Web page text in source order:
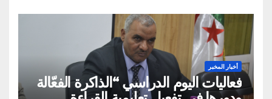
أخبار المخبر
فعاليات اليوم الدراسي “الذاكرة الفعّالة